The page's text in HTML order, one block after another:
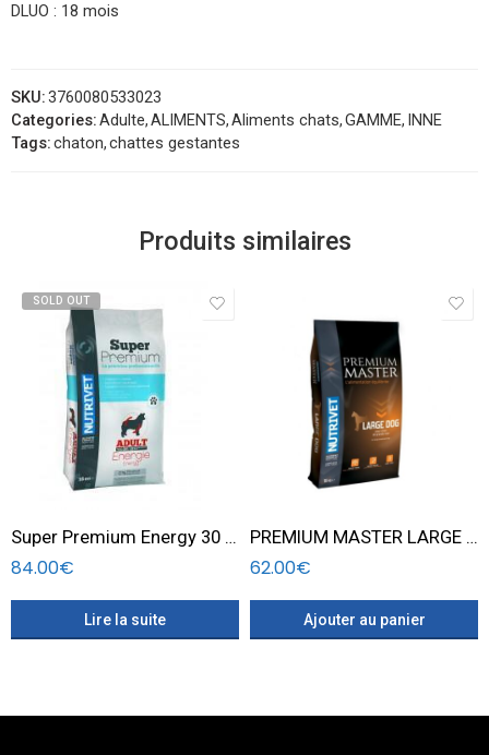
DLUO : 18 mois
SKU:3760080533023
Categories:Adulte,ALIMENTS,Aliments chats,GAMME, INNE
Tags:chaton,chattes gestantes
Produits similaires
SOLD OUT
Super Premium Energy 30 22 Active Dogs 15 KG
84.00€
Lire la suite
PREMIUM MASTER LARGE DOG 15 KG
62.00€
Ajouter au panier